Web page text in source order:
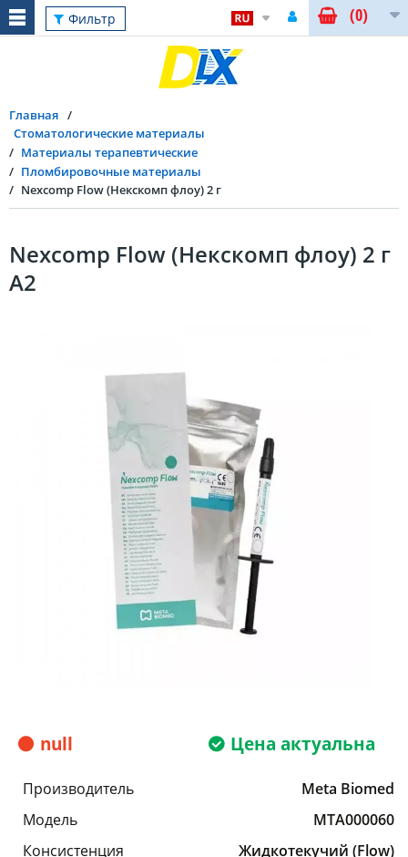
Фильтр (0)
Главная
Стоматологические материалы
Материалы терапевтические
Пломбировочные материалы
Nexcomp Flow (Некскомп флоу) 2 г
Nexcomp Flow (Некскомп флоу) 2 г
A2
null Цена актуальна
Производитель
Meta Biomed
Модель
MTA000060
Консистенция
Жидкотекучий (Flow)